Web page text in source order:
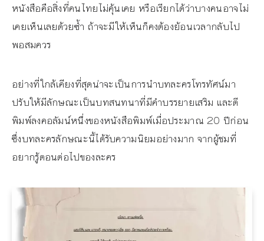
หนังสือคือสิ่งที่คนไทยไม่คุ้นเคย หรือเรียกได้ว่าบางคนอาจไม่
เคยเห็นเลยด้วยซ้ำ ถ้าจะมีให้เห็นก็คงต้องย้อนเวลากลับไป
พอสมควร
อย่างที่ใกล้เคียงที่สุดน่าจะเป็นการนำบทละครโทรทัศน์มา
ปรับให้มีลักษณะเป็นบทสนทนาที่มีคำบรรยายเสริม และตี
พิมพ์ลงคอลัมน์หนึ่งของหนังสือพิมพ์เมื่อประมาณ 20 ปีก่อน
ซึ่งบทละครลักษณะนี้ได้รับความนิยมอย่างมาก จากผู้ชมที่
อยากรู้ตอนต่อไปของละคร